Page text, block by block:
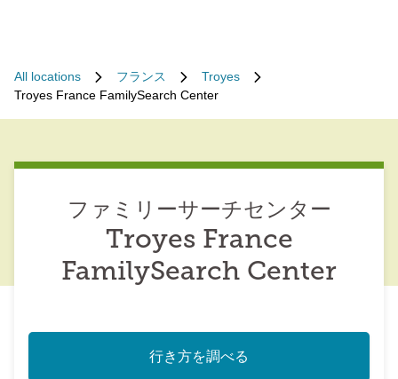
All locations フランス
Troyes
Troyes France FamilySearch Center
ファミリーサーチセンター
Troyes France
FamilySearch Center
行き方を調べる